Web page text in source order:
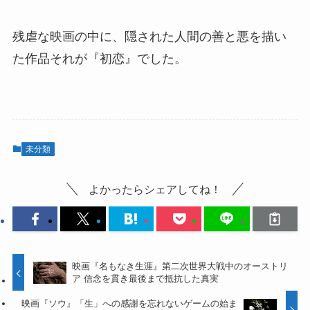
残虐な映画の中に、隠された人間の善と悪を描い
た作品それが『初恋』でした。
未分類
よかったらシェアしてね！
映画『名もなき生涯』第二次世界大戦中のオーストリ
ア 信念を貫き最後まで抵抗した真実
映画『ソウ』「生」への感謝を忘れないゲームの始ま